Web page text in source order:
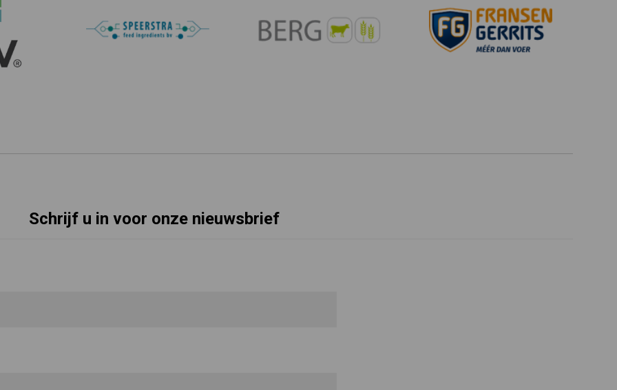
Schrijf u in voor onze nieuwsbrief